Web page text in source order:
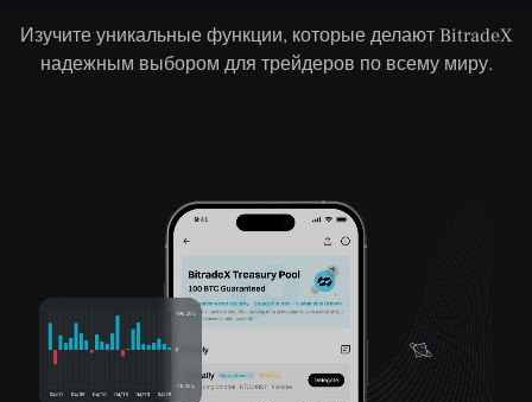
Изучите уникальные функции, которые делают BitradeX
надежным выбором для трейдеров по всему миру.